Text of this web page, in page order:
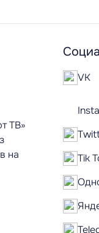
ТВ»
на
VK
Tik